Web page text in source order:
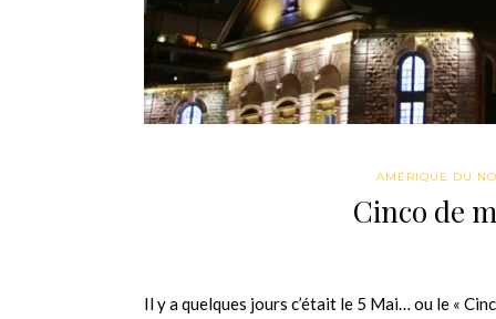
AMÉRIQUE DU
Cinco de
Il y a quelques jours c’était le 5 Mai… ou le «